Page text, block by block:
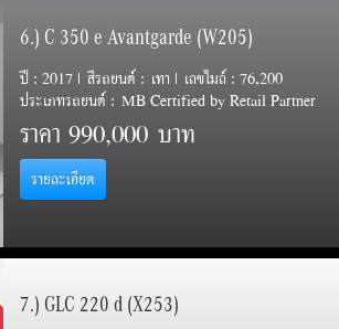
6.) C 350 e Avantgarde (W205)
ปี : 2017 | สีรถยนต์ : เทา | เลขไมล์ : 76,200
ประเภทรถยนต์ : MB Certified by Retail Partner
ราคา990,000 บาท
รายละเอียด
7.) GLC 220 d (X253)